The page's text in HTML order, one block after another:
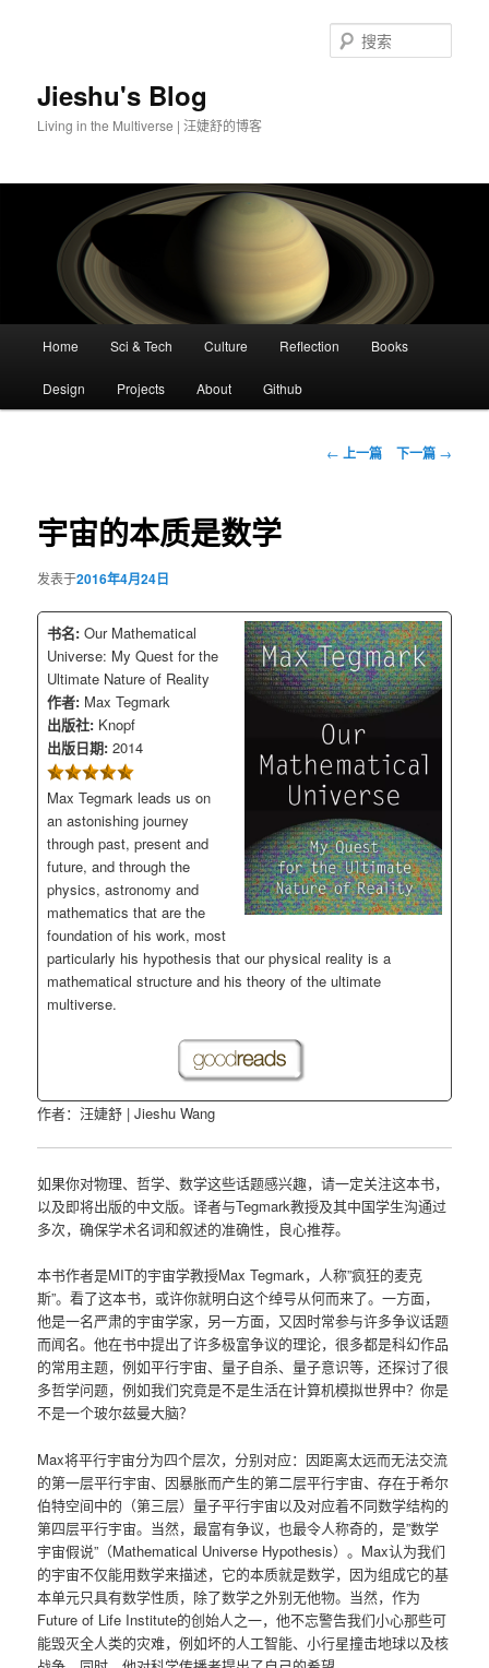
Jieshu's Blog
Living in the Multiverse | 汪婕舒的博客
索
跳
至
容
区
域
Home Sci & Tech Culture Reflection Books
Design Projects About Github
文
← 上一篇 下一篇 →
宇宙的本质是数学
发表于2016年4月24日
书名: Our Mathematical
Universe: My Quest for the
Ultimate Nature of Reality
作者: Max Tegmark
出版社: Knopf
出版日期: 2014
Max Tegmark leads us on
an astonishing journey
through past, present and
future, and through the
physics, astronomy and
mathematics that are the
foundation of his work, most
particularly his hypothesis that our physical reality is a
mathematical structure and his theory of the ultimate
multiverse.
作者：汪婕舒 | Jieshu Wang
如果你对物理、哲学、数学这些话题感兴趣，请一定关注这本书，
以及即将出版的中文版。译者与Tegmark教授及其中国学生沟通过
多次，确保学术名词和叙述的准确性，良心推荐。
本书作者是MIT的宇宙学教授Max Tegmark，人称”疯狂的麦克
斯”。看了这本书，或许你就明白这个绰号从何而来了。一方面，
他是一名严肃的宇宙学家，另一方面，又因时常参与许多争议话题
而闻名。他在书中提出了许多极富争议的理论，很多都是科幻作品
的常用主题，例如平行宇宙、量子自杀、量子意识等，还探讨了很
多哲学问题，例如我们究竟是不是生活在计算机模拟世界中？你是
不是一个玻尔兹曼大脑？
Max将平行宇宙分为四个层次，分别对应：因距离太远而无法交流
的第一层平行宇宙、因暴胀而产生的第二层平行宇宙、存在于希尔
伯特空间中的（第三层）量子平行宇宙以及对应着不同数学结构的
第四层平行宇宙。当然，最富有争议，也最令人称奇的，是”数学
宇宙假说”（Mathematical Universe Hypothesis）。Max认为我们
的宇宙不仅能用数学来描述，它的本质就是数学，因为组成它的基
本单元只具有数学性质，除了数学之外别无他物。当然，作为
Future of Life Institute的创始人之一，他不忘警告我们小心那些可
能毁灭全人类的灾难，例如坏的人工智能、小行星撞击地球以及核